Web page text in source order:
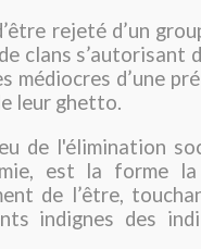
rejeté d’un
clans s’autorisant
médiocres d’une
leur ghetto.
de l'élimination
est la forme
de l’être,
indignes des